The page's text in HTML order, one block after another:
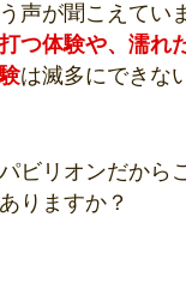
声が聞こえてい
つ体験や、濡れ
は滅多にできな
ビリオンだから
りますか？